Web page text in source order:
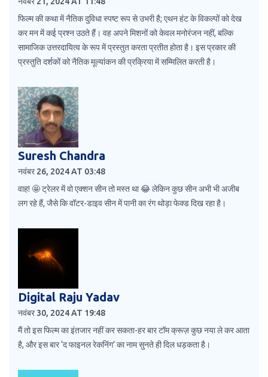
फिल्म की कथा में नैतिक दुविधा स्पष्ट रूप से उभरी है; एथन हंट के विकल्पों को देख
कर मन में कई प्रश्न उठते हैं। वह अपने मिशनों को केवल मनोरंजन नहीं, बल्कि
सामाजिक उत्तरदायित्व के रूप में प्रस्तुत करता प्रतीत होता है। इस प्रकार की
प्रस्तुति दर्शकों को नैतिक मूल्यांकन की प्रक्रिया में सम्मिलित करती है।
Suresh Chandra
नवंबर 26, 2024 AT 03:48
वाह! 🤩 ट्रेलर में वो एक्शन सीन तो मस्त था 😂 लेकिन कुछ सीन अभी भी अजीब
लग रहे हैं, जैसे कि वॉटर-डाइव सीन में पानी का रंग थोड़ा फेक्ड दिख रहा है।
Digital Raju Yadav
नवंबर 30, 2024 AT 19:48
मैं तो इस फिल्म का इंतजार नहीं कर सकता-हर बार टॉम क्रूज़ कुछ नया ले कर आता
है, और इस बार ‘द फाइनल रेकनिंग’ का नाम सुनते ही दिल धड़कता है।